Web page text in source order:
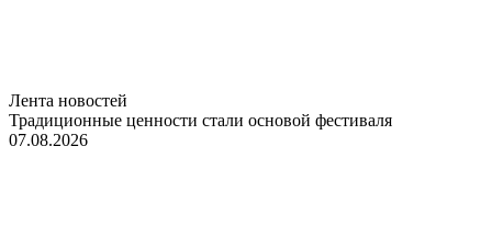
Лента новостей
Традиционные ценности стали основой фестиваля
07.08.2026